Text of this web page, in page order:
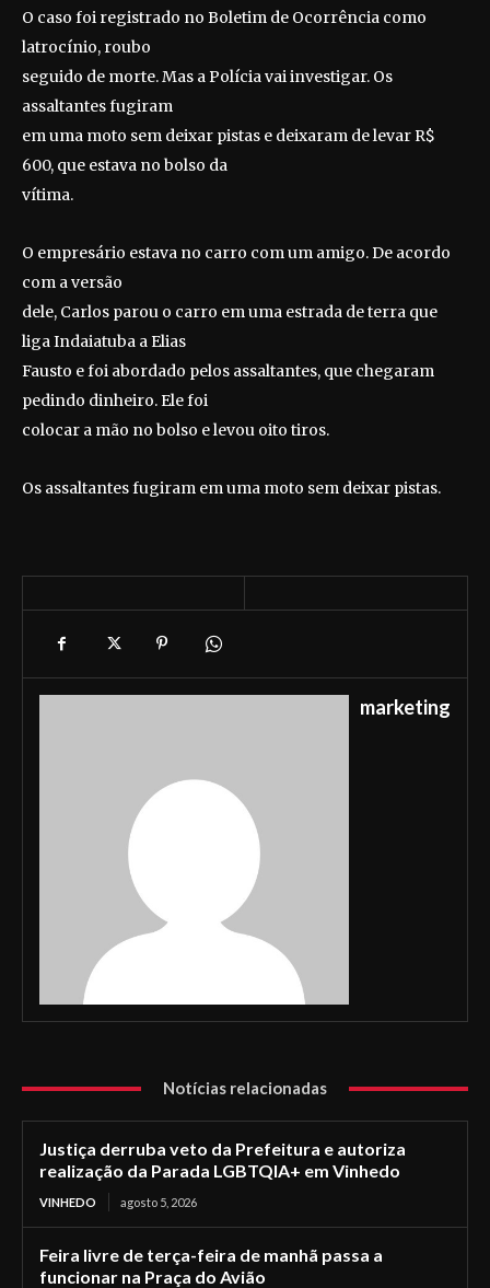
O caso foi registrado no Boletim de Ocorrência como
latrocínio, roubo
seguido de morte. Mas a Polícia vai investigar. Os
assaltantes fugiram
em uma moto sem deixar pistas e deixaram de levar R$
600, que estava no bolso da
vítima.
O empresário estava no carro com um amigo. De acordo
com a versão
dele, Carlos parou o carro em uma estrada de terra que
liga Indaiatuba a Elias
Fausto e foi abordado pelos assaltantes, que chegaram
pedindo dinheiro. Ele foi
colocar a mão no bolso e levou oito tiros.
Os assaltantes fugiram em uma moto sem deixar pistas.
marketing
Notícias relacionadas
Justiça derruba veto da Prefeitura e autoriza
realização da Parada LGBTQIA+ em Vinhedo
VINHEDO agosto 5, 2026
Feira livre de terça-feira de manhã passa a
funcionar na Praça do Avião